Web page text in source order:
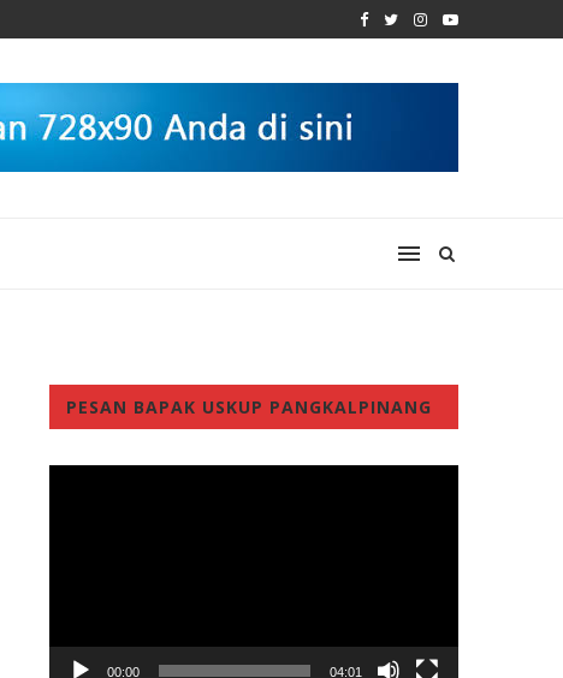
PESAN BAPAK USKUP PANGKALPINANG
00:00 04:01